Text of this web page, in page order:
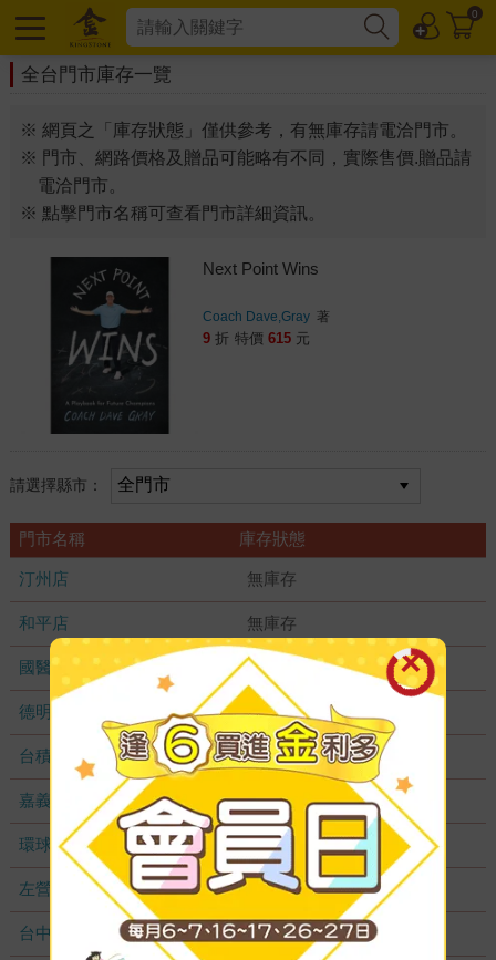
0
全台門市庫存一覽
※ 網頁之「庫存狀態」僅供參考，有無庫存請電洽門市。
※ 門市、網路價格及贈品可能略有不同，實際售價.贈品請
電洽門市。
※ 點擊門市名稱可查看門市詳細資訊。
Next Point Wins
Coach Dave,Gray 著
9 折 特價 615 元
請選擇縣市：
門市名稱 庫存狀態
汀州店 無庫存
和平店 無庫存
國醫加盟店 無庫存
德明加盟店 無庫存
台積店 無庫存
嘉義耐斯店 無庫存
環球店 無庫存
左營店 無庫存
台中秀泰店 無庫存